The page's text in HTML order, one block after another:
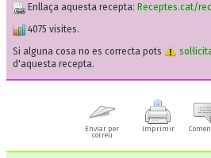
Enllaça aquesta recepta: Receptes.cat/
4075 visites.
Si alguna cosa no es correcta pots
d'aquesta recepta.
Enviar per
correu
Imprimir